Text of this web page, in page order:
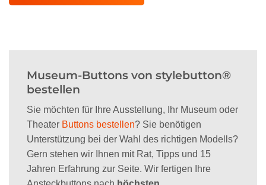
Museum-Buttons von stylebutton®
bestellen
Sie möchten für Ihre Ausstellung, Ihr Museum oder
Theater Buttons bestellen? Sie benötigen
Unterstützung bei der Wahl des richtigen Modells?
Gern stehen wir Ihnen mit Rat, Tipps und 15
Jahren Erfahrung zur Seite. Wir fertigen Ihre